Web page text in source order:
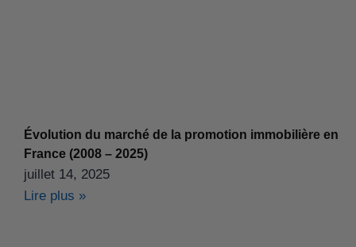
Évolution du marché de la promotion immobilière en
France (2008 – 2025)
juillet 14, 2025
Lire plus »